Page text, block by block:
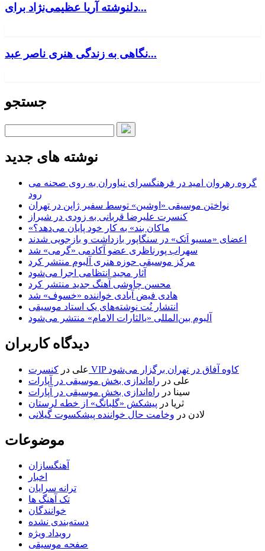
دلنوشته آریا عظیمی‌نژاد برای...
نگاهی به زندگی هنری ناصر عبد...
جستجو
نوشته های جدید
گروه رهروان امید در فرهنگسرای نیاوران به روی صحنه می
رود
نواختن موسیقی «اوشین» توسط سفیر ژاپن در تهران
کنسرت علیرضا قربانی به زودی در شیراز
«ماکان بند» به کار خود پایان می‌دهد؟
اعضای «مسیو اَتک» در سنگاپور بازداشت و بازجویی شدند
سهراب پورناظری عضو آکادمی «گرمی» شد
مرکز موسیقی حوزه هنری آلبوم منتشر کرد
آثار مجید انتظامی اجرا می‌شود
محسن چاوشی آهنگ جدید منتشر کرد
هادی فیض آبادی خواننده «خسوف» شد
انتشار نُت نوشته‌های یک استاد موسیقی
آلبوم بین‌المللی «یالثارات الامام» منتشر می‌شود
دیدگاه کاربران
علی در
کنسرت VIP کاوه آفاق در تهران برگزار می‌شود
علی در راه‌اندازی بخش موسیقی در آپارات
سینا در راه‌اندازی بخش موسیقی در آپارات
ثریا در پیشکش «گلبانگ» از خطه لرستان
لادن در وخامت حال خواننده پیشکسوت گیلانی
موضوعات
آهنگسازان
اخبار
ترانه سرایان
تک آهنگ ها
خوانندگان
دسته‌بندی نشده
رویداد ویژه
صفحه موسیقی